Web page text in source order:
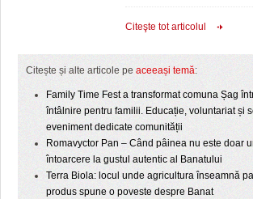
Citeşte tot articolul
Citește și alte articole pe aceeași temă:
Family Time Fest a transformat comuna Șag
întâlnire pentru familii. Educație, voluntariat și
eveniment dedicate comunității
Romavyctor Pan – Când pâinea nu este doar
întoarcere la gustul autentic al Banatului
Terra Biola: locul unde agricultura înseamnă
produs spune o poveste despre Banat